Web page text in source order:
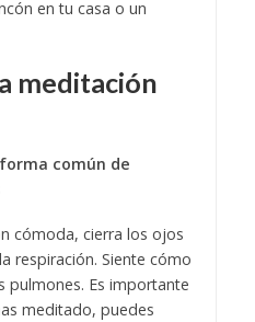
en tu casa o un
meditación
común de
cómoda, cierra los ojos
respiración. Siente cómo
pulmones. Es importante
meditado, puedes